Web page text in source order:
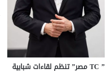
” TC مصر” تنظم لقاءات شبابية